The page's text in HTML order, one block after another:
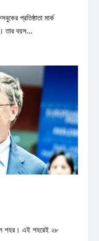
প্রতিষ্ঠাতা মার্ক
তার বয়স...
শহর। এই শহরেই ২৮